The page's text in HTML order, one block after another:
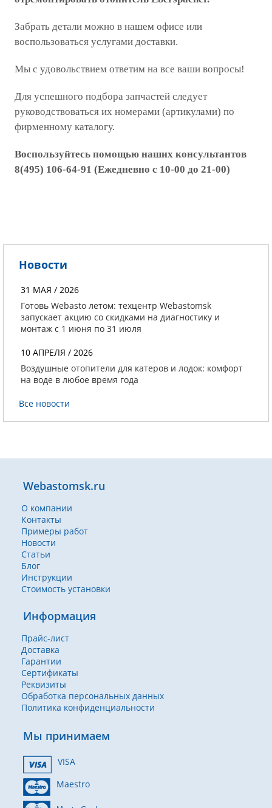
Забрать детали можно в нашем офисе или
воспользоваться услугами доставки.
Мы с удовольствием ответим на все ваши вопросы!
Для успешного подбора запчастей следует
руководствоваться их номерами (артикулами) по
фирменному каталогу.
Воспользуйтесь помощью наших консультантов
8(495) 106-64-91 (Ежедневно с 10-00 до 21-00)
Новости
31 МАЯ / 2026
Готовь Webasto летом: техцентр Webastomsk
запускает акцию со скидками на диагностику и
монтаж с 1 июня по 31 июля
10 АПРЕЛЯ / 2026
Воздушные отопители для катеров и лодок: комфорт
на воде в любое время года
Все новости
Webastomsk.ru
О компании
Контакты
Примеры работ
Новости
Статьи
Блог
Инструкции
Стоимость установки
Информация
Прайс-лист
Доставка
Гарантии
Сертификаты
Реквизиты
Обработка персональных данных
Политика конфиденциальности
Мы принимаем
VISA
Maestro